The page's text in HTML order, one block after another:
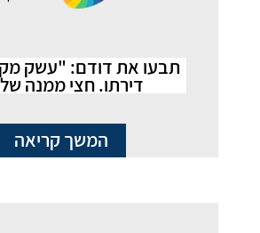
תבעו את דודם: "עשק
דירתו. חצי ממנה
המשך קריאה